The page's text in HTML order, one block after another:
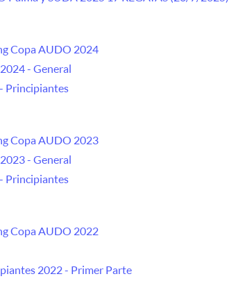
Copa AUDO 2024
- General
Principiantes
Copa AUDO 2023
- General
Principiantes
Copa AUDO 2022
2022 - Primer Parte